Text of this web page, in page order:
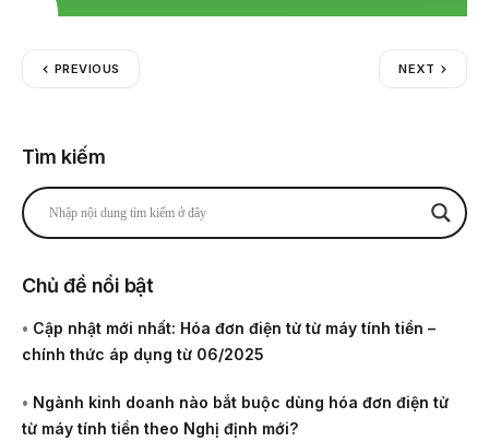
PREVIOUS NEXT
Tìm kiếm
Chủ đề nổi bật
• Cập nhật mới nhất: Hóa đơn điện tử từ máy tính tiền –
chính thức áp dụng từ 06/2025
• Ngành kinh doanh nào bắt buộc dùng hóa đơn điện tử
từ máy tính tiền theo Nghị định mới?